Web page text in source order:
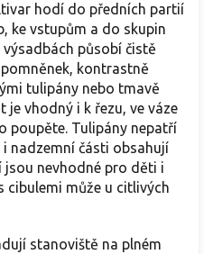
hodí do předních partií
ke vstupům a do skupin
působí čistě
kontrastně
tulipány nebo tmavě
vhodný i k řezu, ve váze
poupěte. Tulipány nepatří
nadzemní části obsahují
nevhodné pro děti i
cibulemi může u citlivých
stanoviště na plném